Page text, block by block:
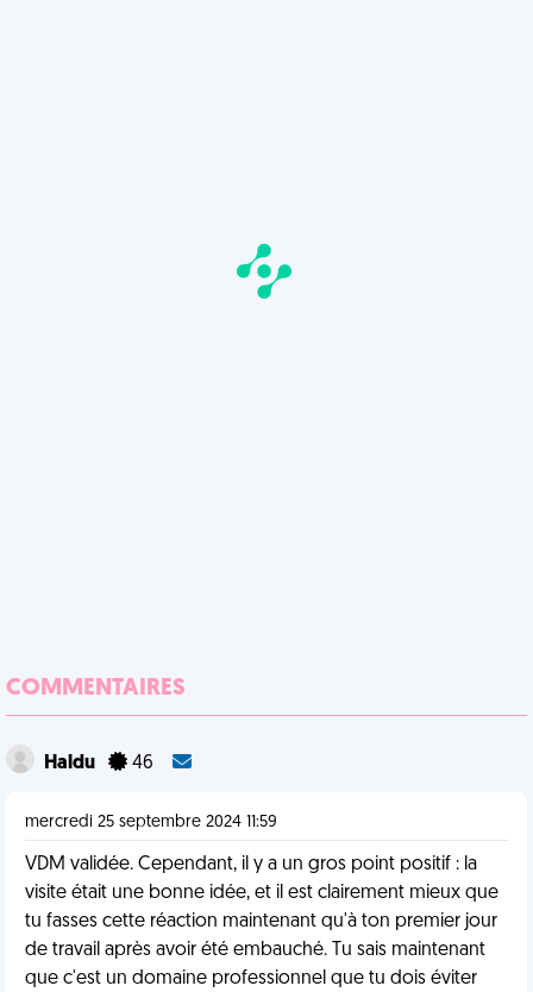
COMMENTAIRES
Haldu 46
mercredi 25 septembre 2024 11:59
VDM validée. Cependant, il y a un gros point positif : la
visite était une bonne idée, et il est clairement mieux que
tu fasses cette réaction maintenant qu'à ton premier jour
de travail après avoir été embauché. Tu sais maintenant
que c'est un domaine professionnel que tu dois éviter